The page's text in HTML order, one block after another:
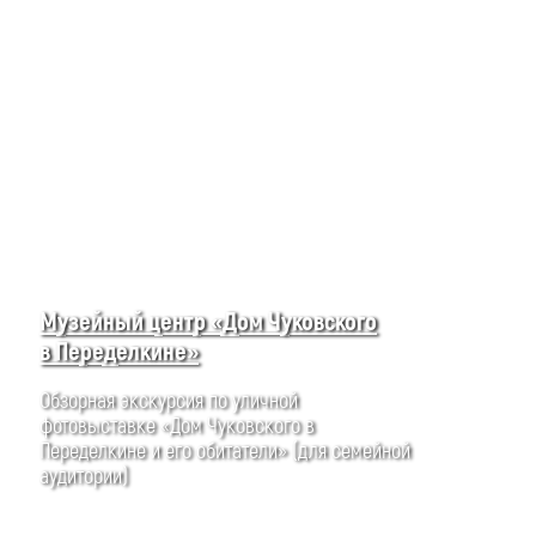
Музейный центр «Дом Чуковского
в Переделкине»
Обзорная экскурсия по уличной
фотовыставке «Дом Чуковского в
Переделкине и его обитатели» (для семейной
аудитории)